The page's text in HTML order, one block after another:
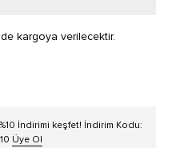
kargoya verilecektir.
İndirimi keşfet! İndirim Kodu:
Üye Ol